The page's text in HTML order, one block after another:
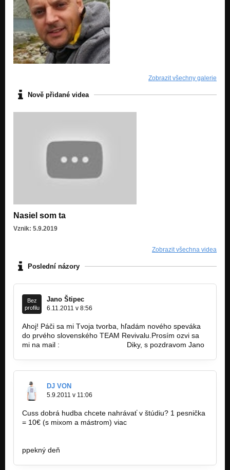
Zobrazit všechny galerie
Nově přidané videa
Nasiel som ta
Vznik: 5.9.2019
Zobrazit všechna videa
Poslední názory
Bez
profilu
Jano Štipec
6.11.2011 v 8:56
Ahoj! Páči sa mi Tvoja tvorba, hľadám nového speváka
do prvého slovenského TEAM Revivalu.Prosím ozvi sa
mi na mail :
Diky, s pozdravom Jano
DJ VON
5.9.2011 v 11:06
Cuss dobrá hudba chcete nahrávať v štúdiu? 1 pesnička
= 10€ (s mixom a mástrom) viac
ppekný deň